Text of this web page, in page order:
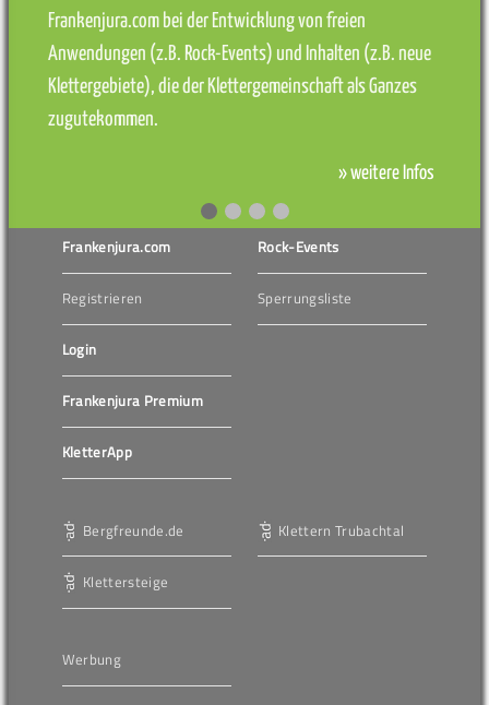
Frankenjura.com bei der Entwicklung von freien
Anwendungen (z.B. Rock-Events) und Inhalten (z.B. neue
Klettergebiete), die der Klettergemeinschaft als Ganzes
zugutekommen.
» weitere Infos
Frankenjura.com
Registrieren
Login
Frankenjura Premium
KletterApp
Rock-Events
Sperrungsliste
Bergfreunde.de
Klettersteige
Klettern Trubachtal
Werbung